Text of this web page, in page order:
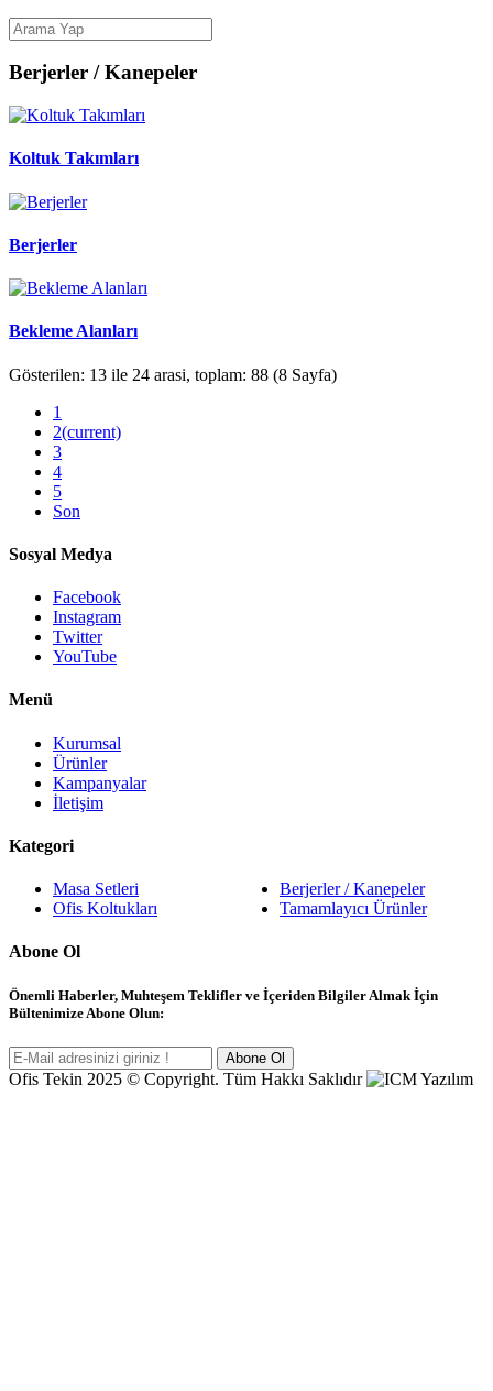
Berjerler / Kanepeler
Koltuk Takımları
Berjerler
Bekleme Alanları
Gösterilen: 13 ile 24 arasi, toplam: 88 (8 Sayfa)
1
2(current)
3
4
5
Son
Sosyal Medya
Facebook
Instagram
Twitter
YouTube
Menü
Kurumsal
Ürünler
Kampanyalar
İletişim
Kategori
Masa Setleri
Ofis Koltukları
Berjerler / Kanepeler
Tamamlayıcı Ürünler
Abone Ol
Önemli Haberler, Muhteşem Teklifler ve İçeriden Bilgiler Almak İçin
Bültenimize Abone Olun:
Abone Ol
Ofis Tekin 2025 © Copyright. Tüm Hakkı Saklıdır